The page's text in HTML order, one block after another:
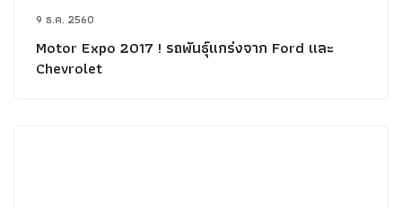
9 ธ.ค. 2560
Motor Expo 2017 ! รถพันธุ์แกร่งจาก Ford และ
Chevrolet